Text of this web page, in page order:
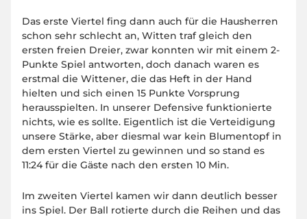
Das erste Viertel fing dann auch für die Hausherren
schon sehr schlecht an, Witten traf gleich den
ersten freien Dreier, zwar konnten wir mit einem 2-
Punkte Spiel antworten, doch danach waren es
erstmal die Wittener, die das Heft in der Hand
hielten und sich einen 15 Punkte Vorsprung
herausspielten. In unserer Defensive funktionierte
nichts, wie es sollte. Eigentlich ist die Verteidigung
unsere Stärke, aber diesmal war kein Blumentopf in
dem ersten Viertel zu gewinnen und so stand es
11:24 für die Gäste nach den ersten 10 Min.
Im zweiten Viertel kamen wir dann deutlich besser
ins Spiel. Der Ball rotierte durch die Reihen und das